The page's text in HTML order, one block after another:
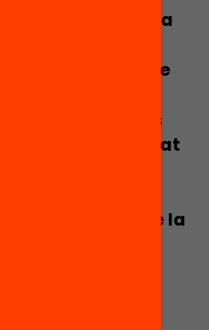
que…”, “Ara
l’estona de
infants
1 o 2 minuts quins
que els han quedat
consideren els
aporta un
l’efectivitat de la
post, en